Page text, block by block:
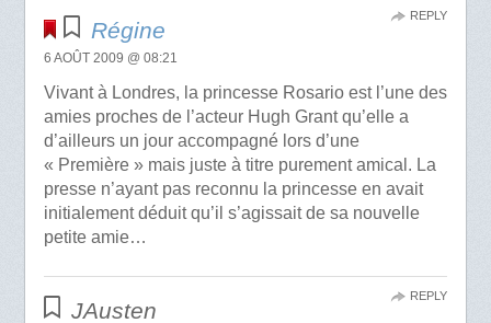
Régine
6 AOÛT 2009 @ 08:21
Vivant à Londres, la princesse Rosario est l’une des
amies proches de l’acteur Hugh Grant qu’elle a
d’ailleurs un jour accompagné lors d’une
« Première » mais juste à titre purement amical. La
presse n’ayant pas reconnu la princesse en avait
initialement déduit qu’il s’agissait de sa nouvelle
petite amie…
REPLY
JAusten
REPLY